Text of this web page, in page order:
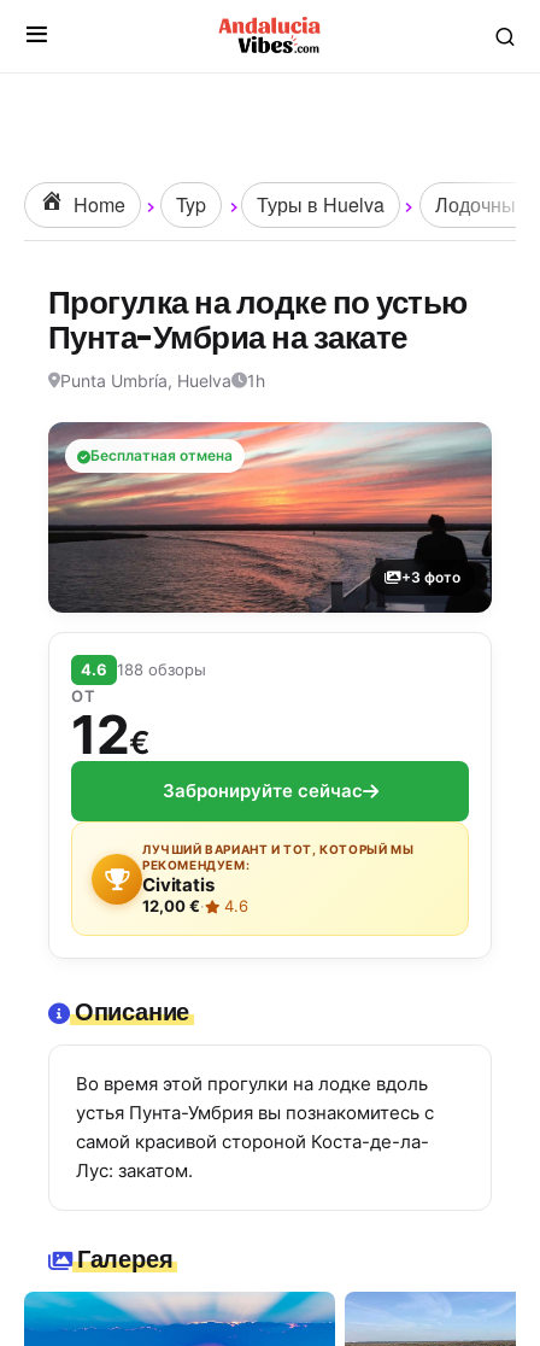
Home Typ Туры в Huelva Лодочные
Прогулка на лодке по устью
Пунта-Умбриа на закате
Punta Umbría, Huelva 1h
Бесплатная отмена
+3 фото
4.6 188 обзоры
ОТ
12€
Забронируйте сейчас
ЛУЧШИЙ ВАРИАНТ И ТОТ, КОТОРЫЙ МЫ
РЕКОМЕНДУЕМ:
Civitatis
12,00 €· 4.6
Описание
Во время этой прогулки на лодке вдоль
устья Пунта-Умбрия вы познакомитесь с
самой красивой стороной Коста-де-ла-
Лус: закатом.
Галерея